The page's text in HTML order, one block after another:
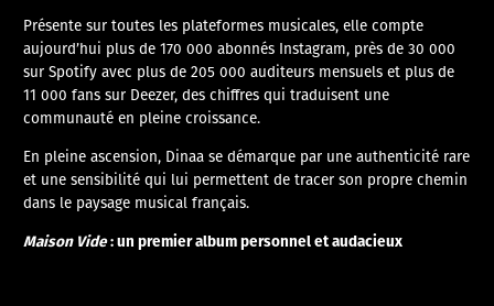
Présente sur toutes les plateformes musicales, elle compte
aujourd’hui plus de 170 000 abonnés Instagram, près de 30 000
sur Spotify avec plus de 205 000 auditeurs mensuels et plus de
11 000 fans sur Deezer, des chiffres qui traduisent une
communauté en pleine croissance.
En pleine ascension, Dinaa se démarque par une authenticité rare
et une sensibilité qui lui permettent de tracer son propre chemin
dans le paysage musical français.
Maison Vide: un premier album personnel et audacieux